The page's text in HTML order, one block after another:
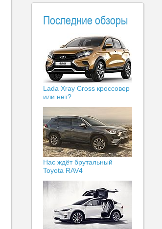
Последние обзоры
Lada Xray Cross кроссовер
или нет?
Нас ждёт брутальный
Toyota RAV4